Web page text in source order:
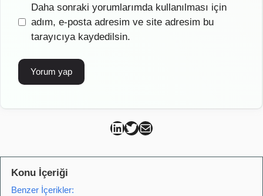
İnternet
sitesi
Daha sonraki yorumlarımda kullanılması için
adım, e-posta adresim ve site adresim bu
tarayıcıya kaydedilsin.
Can Kütahya Linkedin
Can Kütahya Twitter
Can Kütahya Mail
Konu İçeriği
Benzer İçerikler: